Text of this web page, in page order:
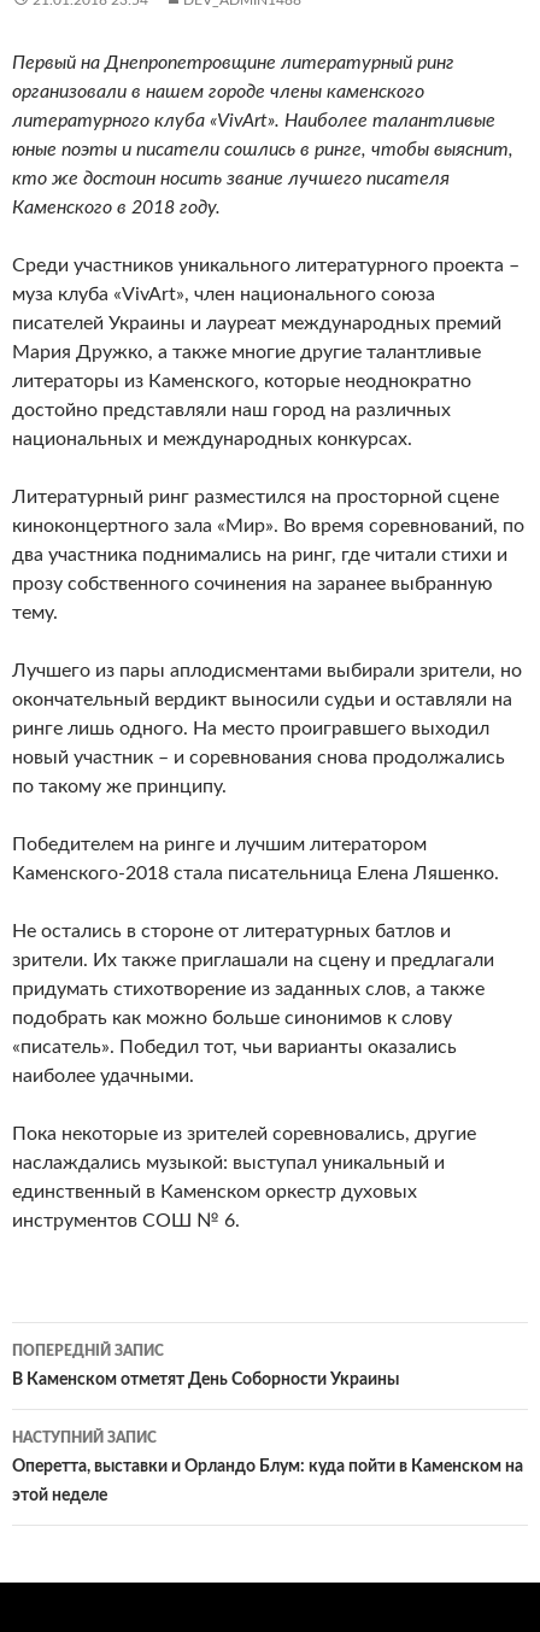
Первый на Днепропетровщине литературный ринг
организовали в нашем городе члены каменского
литературного клуба «VivArt». Наиболее талантливые
юные поэты и писатели сошлись в ринге, чтобы выяснит,
кто же достоин носить звание лучшего писателя
Каменского в 2018 году.
Среди участников уникального литературного проекта –
муза клуба «VivArt», член национального союза
писателей Украины и лауреат международных премий
Мария Дружко, а также многие другие талантливые
литераторы из Каменского, которые неоднократно
достойно представляли наш город на различных
национальных и международных конкурсах.
Литературный ринг разместился на просторной сцене
киноконцертного зала «Мир». Во время соревнований, по
два участника поднимались на ринг, где читали стихи и
прозу собственного сочинения на заранее выбранную
тему.
Лучшего из пары аплодисментами выбирали зрители, но
окончательный вердикт выносили судьи и оставляли на
ринге лишь одного. На место проигравшего выходил
новый участник – и соревнования снова продолжались
по такому же принципу.
Победителем на ринге и лучшим литератором
Каменского-2018 стала писательница Елена Ляшенко.
Не остались в стороне от литературных батлов и
зрители. Их также приглашали на сцену и предлагали
придумать стихотворение из заданных слов, а также
подобрать как можно больше синонимов к слову
«писатель». Победил тот, чьи варианты оказались
наиболее удачными.
Пока некоторые из зрителей соревновались, другие
наслаждались музыкой: выступал уникальный и
единственный в Каменском оркестр духовых
инструментов СОШ № 6.
Навігація
по
записам
ПОПЕРЕДНІЙ ЗАПИС
В Каменском отметят День Соборности Украины
НАСТУПНИЙ ЗАПИС
Оперетта, выставки и Орландо Блум: куда пойти в Каменском на
этой неделе